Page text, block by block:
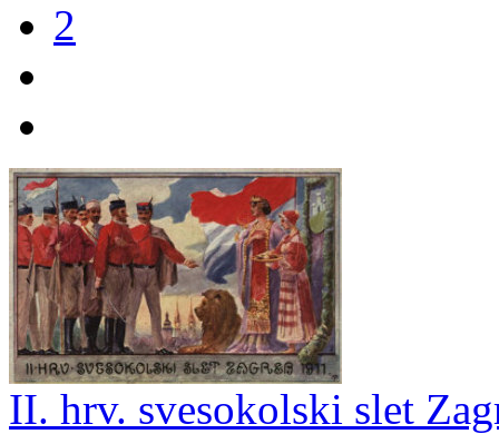
2
II. hrv. svesokolski slet